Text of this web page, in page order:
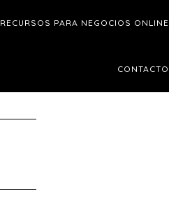
RECURSOS PARA NEGOCIOS ONLINE
CONTACTO